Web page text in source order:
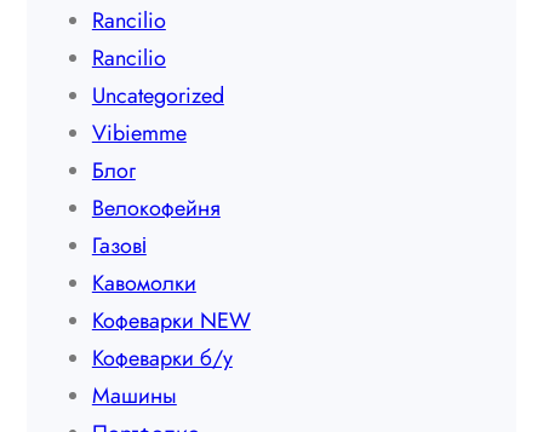
Rancilio
Rancilio
Uncategorized
Vibiemme
Блог
Велокофейня
Газові
Кавомолки
Кофеварки NEW
Кофеварки б/у
Машины